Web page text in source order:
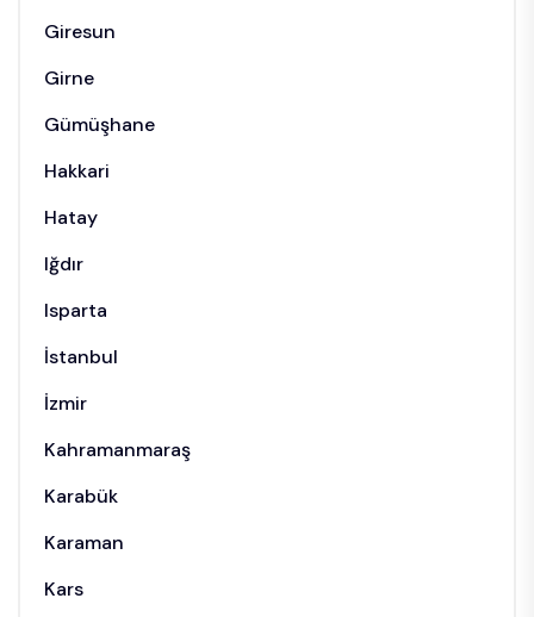
Giresun
Girne
Gümüşhane
Hakkari
Hatay
Iğdır
Isparta
İstanbul
İzmir
Kahramanmaraş
Karabük
Karaman
Kars